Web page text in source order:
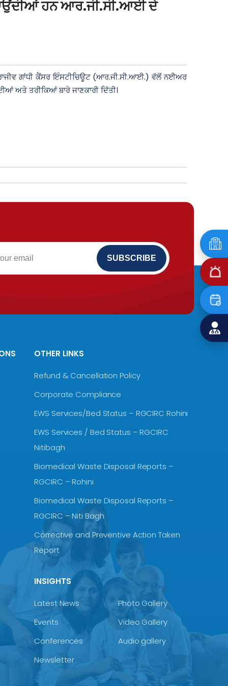
ਹਨ ਆਰ.ਜੀ.ਸੀ.ਆਈ ਦੇ
ਗਾਂਧੀ ਕੈਂਸਰ ਇੰਸਟੀਚਿਊਟ (ਆਰ.ਜੀ.ਸੀ.ਆਈ.) ਵੱਲੋਂ ਨਈਅਰ
ਅਤੇ ਤਰੀਕਿਆਂ ਬਾਰੇ ਜਾਣਕਾਰੀ ਦਿੱਤੀ।
OTHER LINKS
Refund & Cancellation Policy
Corporate Compliance
EWS Services/Bed Status – RGCIRC Rohini
EWS Services / Bed Status – RGCIRC
Nitibagh
Biomedical Waste Disposal Reports –
RGCIRC – Rohini
Biomedical Waste Disposal Reports –
RGCIRC – Niti Bagh
Corrective and Preventive Action Taken
Report
INSIGHTS
Latest News
Events
Conferences
Newsletter
Photo Gallery
Video Gallery
Audio gallery